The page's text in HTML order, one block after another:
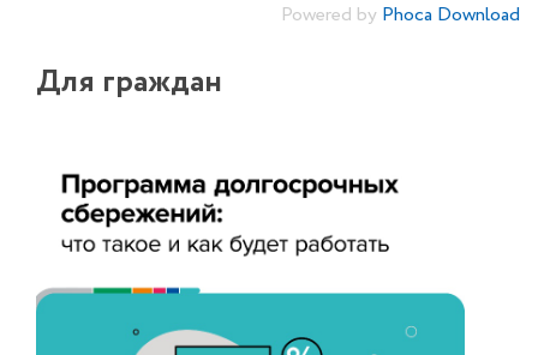
Powered by Phoca Download
Для граждан